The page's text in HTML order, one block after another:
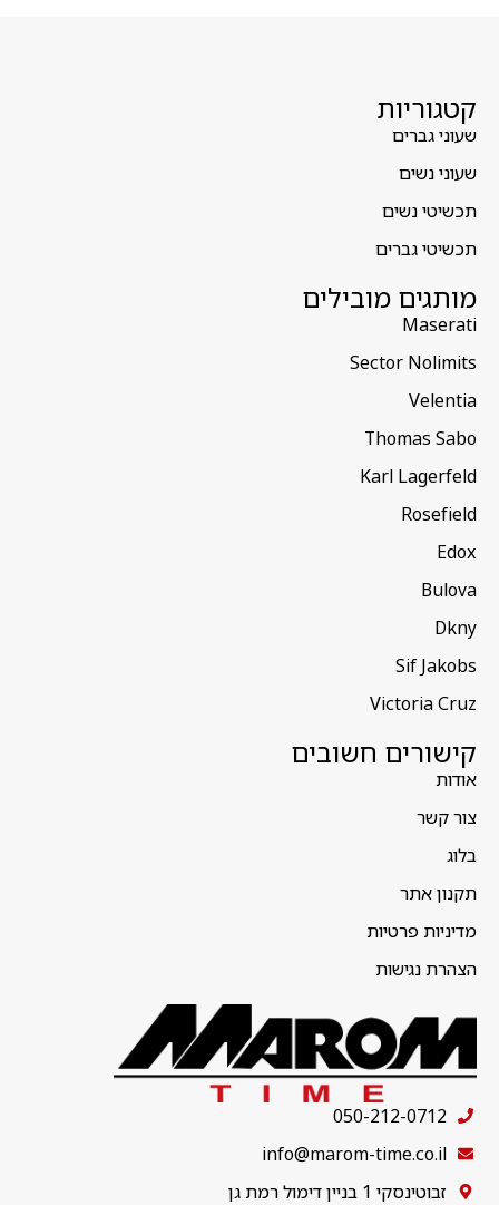
קטגוריות
שעוני גברים
שעוני נשים
תכשיטי נשים
תכשיטי גברים
מותגים מובילים
Maserati
Sector Nolimits
Velentia
Thomas Sabo
Karl Lagerfeld
Rosefield
Edox
Bulova
Dkny
Sif Jakobs
Victoria Cruz
קישורים חשובים
אודות
צור קשר
בלוג
תקנון אתר
מדיניות פרטיות
הצהרת נגישות
050-212-0712
info@marom-time.co.il
זבוטינסקי 1 בניין דימול רמת גן